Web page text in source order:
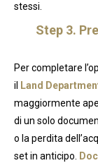
stessi.
Step 3.
Per completare
il
Land
maggiormente
di un solo
o la perdita
set in anticipo.